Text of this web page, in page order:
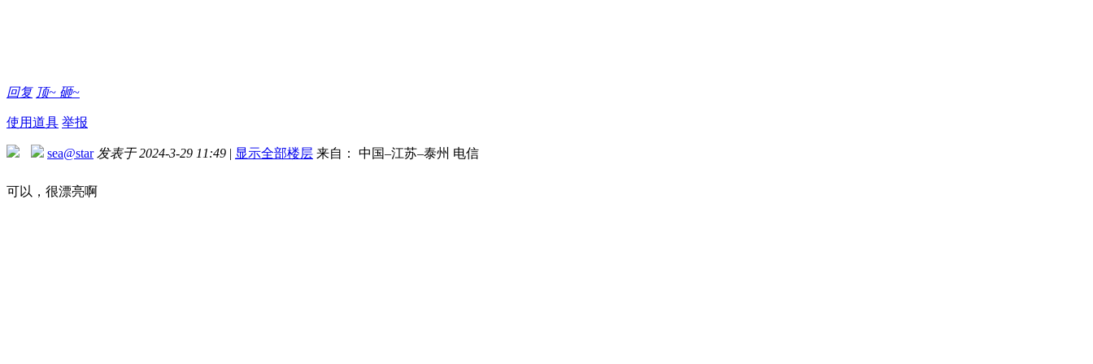
回复 顶~ 砸~
使用道具 举报
sea@star 发表于 2024-3-29 11:49 | 显示全部楼层 来自： 中国–江苏–泰州 电信
可以，很漂亮啊